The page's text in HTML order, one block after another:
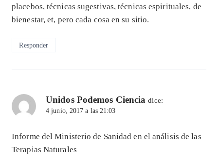
placebos, técnicas sugestivas, técnicas espirituales, de
bienestar, et, pero cada cosa en su sitio.
Responder
Unidos Podemos Ciencia dice:
4 junio, 2017 a las 21:03
Informe del Ministerio de Sanidad en el análisis de las
Terapias Naturales